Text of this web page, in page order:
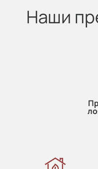
Наши